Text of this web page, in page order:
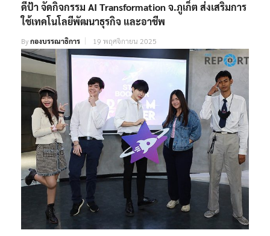
ดีป้า จัดกิจกรรม AI Transformation จ.ภูเก็ต ส่งเสริมการ
ใช้เทคโนโลยีพัฒนาธุรกิจ และอาชีพ
Byกองบรรณาธิการ 19 พฤศจิกายน 2025